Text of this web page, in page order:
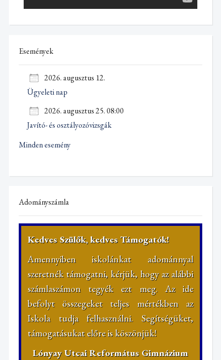
Események
2026. augusztus 12.
Ügyeleti nap
2026. augusztus 25. 08:00
Javító- és osztályozóvizsgák
Minden esemény
Adományszámla
Kedves Szülők, kedves Támogatók!
Amennyiben iskolánkat adománnyal
szeretnék támogatni, kérjük, hogy az alábbi
számlaszámon tegyék ezt meg. Az ide
befolyt összegeket teljes mértékben az
Iskola tudja felhasználni. Segítségüket,
támogatásukat előre is köszönjük!
Lónyay Utcai Református Gimnázium